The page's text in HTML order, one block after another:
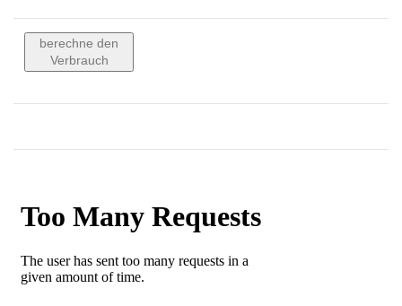
berechne den
Verbrauch